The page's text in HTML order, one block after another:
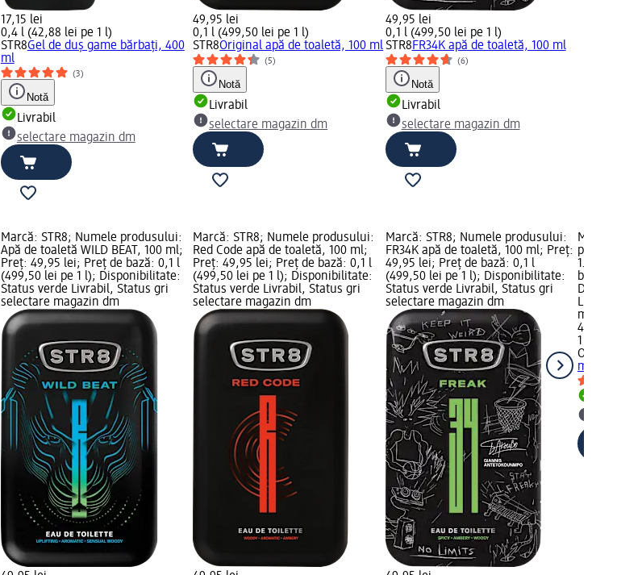
17,15 lei
0,4 l (42,88 lei pe 1 l)
STR8Gel de duș game bărbați, 400
ml
(3)
Notă
Livrabil
selectare magazin dm
49,95 lei
0,1 l (499,50 lei pe 1 l)
STR8Original apă de toaletă, 100 ml
(5)
Notă
Livrabil
selectare magazin dm
49,95 lei
0,1 l (499,50 lei pe 1 l)
STR8FR34K apă de toaletă, 100 ml
(6)
Notă
Livrabil
selectare magazin dm
Marcă: STR8; Numele produsului:
Apă de toaletă WILD BEAT, 100 ml;
Preț: 49,95 lei; Preț de bază: 0,1 l
(499,50 lei pe 1 l); Disponibilitate:
Status verde Livrabil, Status gri
selectare magazin dm
Marcă: STR8; Numele produsului:
Red Code apă de toaletă, 100 ml;
Preț: 49,95 lei; Preț de bază: 0,1 l
(499,50 lei pe 1 l); Disponibilitate:
Status verde Livrabil, Status gri
selectare magazin dm
Marcă: STR8; Numele produsului:
FR34K apă de toaletă, 100 ml; Preț:
49,95 lei; Preț de bază: 0,1 l
(499,50 lei pe 1 l); Disponibilitate:
Status verde Livrabil, Status gri
selectare magazin dm
Marcă: Old
produsului:
1.000 ml;
bază: 1 l
Livrabil,
magazin
43,45 lei
1 l (43,45
Old Spice
ml